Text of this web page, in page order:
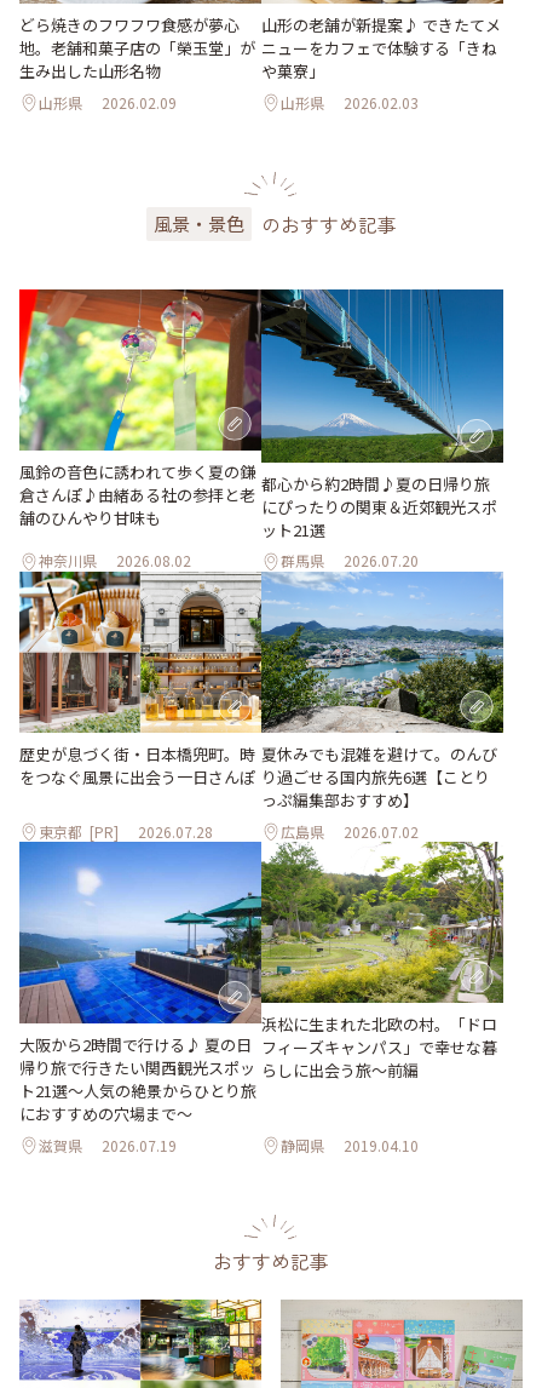
どら焼きのフワフワ食感が夢心
地。老舗和菓子店の「榮玉堂」が
生み出した山形名物
山形県 2026.02.09
山形の老舗が新提案♪ できたてメ
ニューをカフェで体験する「きね
や菓寮」
山形県 2026.02.03
風景・景色 のおすすめ記事
風鈴の音色に誘われて歩く夏の鎌
倉さんぽ♪由緒ある社の参拝と老
舗のひんやり甘味も
神奈川県 2026.08.02
都心から約2時間♪夏の日帰り旅
にぴったりの関東＆近郊観光スポ
ット21選
群馬県 2026.07.20
歴史が息づく街・日本橋兜町。時
をつなぐ風景に出会う一日さんぽ
東京都 [PR] 2026.07.28
夏休みでも混雑を避けて。のんび
り過ごせる国内旅先6選【ことり
っぷ編集部おすすめ】
広島県 2026.07.02
大阪から2時間で行ける♪ 夏の日
帰り旅で行きたい関西観光スポッ
ト21選～人気の絶景からひとり旅
におすすめの穴場まで～
滋賀県 2026.07.19
浜松に生まれた北欧の村。「ドロ
フィーズキャンパス」で幸せな暮
らしに出会う旅～前編
静岡県 2019.04.10
おすすめ記事